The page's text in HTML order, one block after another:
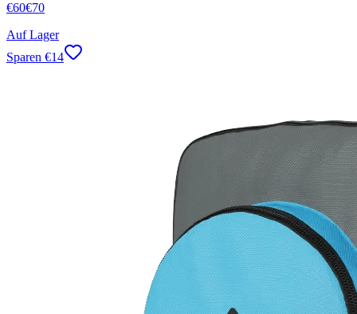
€60€70
Auf Lager
Sparen €14